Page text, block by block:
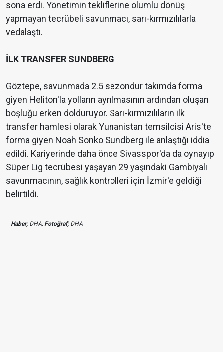
sona erdi. Yönetimin tekliflerine olumlu dönüş
yapmayan tecrübeli savunmacı, sarı-kırmızılılarla
vedalaştı.
İLK TRANSFER SUNDBERG
Göztepe, savunmada 2.5 sezondur takımda forma
giyen Heliton'la yolların ayrılmasının ardından oluşan
boşluğu erken dolduruyor. Sarı-kırmızılıların ilk
transfer hamlesi olarak Yunanistan temsilcisi Aris'te
forma giyen Noah Sonko Sundberg ile anlaştığı iddia
edildi. Kariyerinde daha önce Sivasspor'da da oynayıp
Süper Lig tecrübesi yaşayan 29 yaşındaki Gambiyalı
savunmacının, sağlık kontrolleri için İzmir'e geldiği
belirtildi.
Haber;DHA, Fotoğraf;DHA